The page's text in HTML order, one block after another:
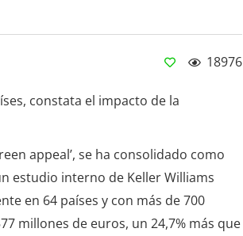
18976
constata el impacto de la
appeal’, se ha consolidado como
estudio interno de Keller Williams
en 64 países y con más de 700
millones de euros, un 24,7% más que